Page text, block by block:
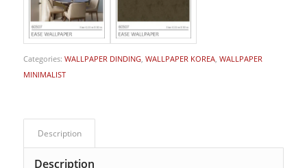
Categories: WALLPAPER DINDING, WALLPAPER KOREA, WALLPAPER
MINIMALIST
Description
Description